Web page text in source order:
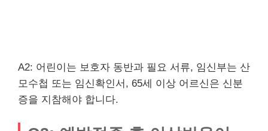
A2: 어린이는 보호자 동반과 필요 서류, 임신부는 산
모수첩 또는 임신확인서, 65세 이상 어르신은 신분
증을 지참해야 합니다.